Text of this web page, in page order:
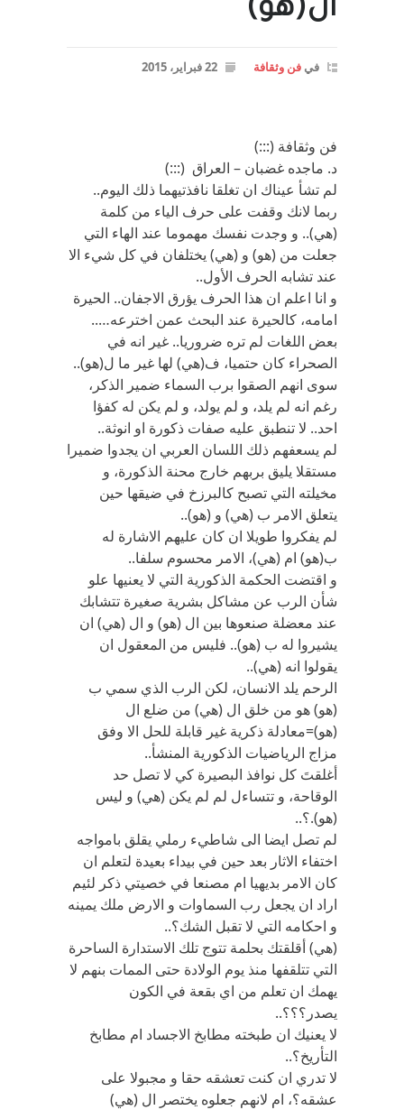
ال(هو)
في فن وثقافة 22 فبراير، 2015
فن وثقافة (:::)
د. ماجده غضبان – العراق (:::)
لم تشأ عيناك ان تغلقا نافذتيهما ذلك اليوم..
ربما لانك وقفت على حرف الياء من كلمة
(هي).. و وجدت نفسك مهموما عند الهاء التي
جعلت من (هو) و (هي) يختلفان في كل شيء الا
عند تشابه الحرف الأول..
و انا اعلم ان هذا الحرف يؤرق الاجفان.. الحيرة
امامه، كالحيرة عند البحث عمن اخترعه…..
بعض اللغات لم تره ضروريا.. غير انه في
الصحراء كان حتميا، ف(هي) لها غير ما ل(هو)..
سوى انهم الصقوا برب السماء ضمير الذكر،
رغم انه لم يلد، و لم يولد، و لم يكن له كفؤا
احد.. لا تنطبق عليه صفات ذكورة او انوثة..
لم يسعفهم ذلك اللسان العربي ان يجدوا ضميرا
مستقلا يليق بربهم خارج محنة الذكورة، و
مخيلته التي تصبح كالبرزخ في ضيقها حين
يتعلق الامر ب (هي) و (هو)..
لم يفكروا طويلا ان كان عليهم الاشارة له
ب(هو) ام (هي)، الامر محسوم سلفا..
و اقتضت الحكمة الذكورية التي لا يعنيها علو
شأن الرب عن مشاكل بشرية صغيرة تتشابك
عند معضلة صنعوها بين ال (هو) و ال (هي) ان
يشيروا له ب (هو).. فليس من المعقول ان
يقولوا انه (هي)..
الرحم يلد الانسان، لكن الرب الذي سمي ب
(هو) هو من خلق ال (هي) من ضلع ال
(هو)=معادلة ذكرية غير قابلة للحل الا وفق
مزاج الرياضيات الذكورية المنشأ..
أغلقتَ كل نوافذ البصيرة كي لا تصل حد
الوقاحة، و تتساءل لم لم يكن (هي) و ليس
(هو).؟..
لم تصل ايضا الى شاطيء رملي يقلق بامواجه
اختفاء الاثار بعد حين في بيداء بعيدة لتعلم ان
كان الامر بديهيا ام مصنعا في خصيتي ذكر لئيم
اراد ان يجعل رب السماوات و الارض ملك يمينه
و احكامه التي لا تقبل الشك؟..
(هي) أقلقتك بحلمة تتوج تلك الاستدارة الساحرة
التي تتلقفها منذ يوم الولادة حتى الممات بنهم لا
يهمك ان تعلم من اي بقعة في الكون
يصدر؟؟؟..
لا يعنيك ان طبخته مطابخ الاجساد ام مطابخ
التأريخ؟..
لا تدري ان كنت تعشقه حقا و مجبولا على
عشقه؟، ام لانهم جعلوه يختصر ال (هي)